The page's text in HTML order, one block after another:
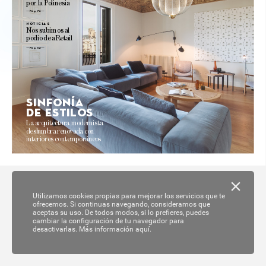
La arquitectura modernista
deslumbra renovada con
interiores contemporáneos
Sinfonía
de estilos
por la Polinesia
Pág. 76
Nos subimos al
podio de aRetail
noticias
Pág. 52
Utilizamos cookies propias para mejorar los servicios que te
ofrecemos. Si continuas navegando, consideramos que
aceptas su uso. De todos modos, si lo prefieres, puedes
cambiar la configuración de tu navegador para
desactivarlas. Más información aquí.